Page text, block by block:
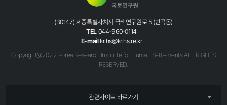
(30147) 세종특별자치시 국책연구원로 5 (반곡동)
TEL 044-960-0114
E-mail krihs@krihs.re.kr
Copyright@2022 Korea Research Institute for Human Settlements ALL RIGHTS
RESERVED.
관련사이트 바로가기